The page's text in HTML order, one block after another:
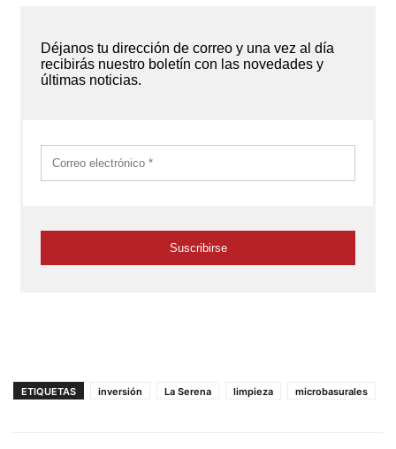
ETIQUETAS inversión La Serena limpieza microbasurales